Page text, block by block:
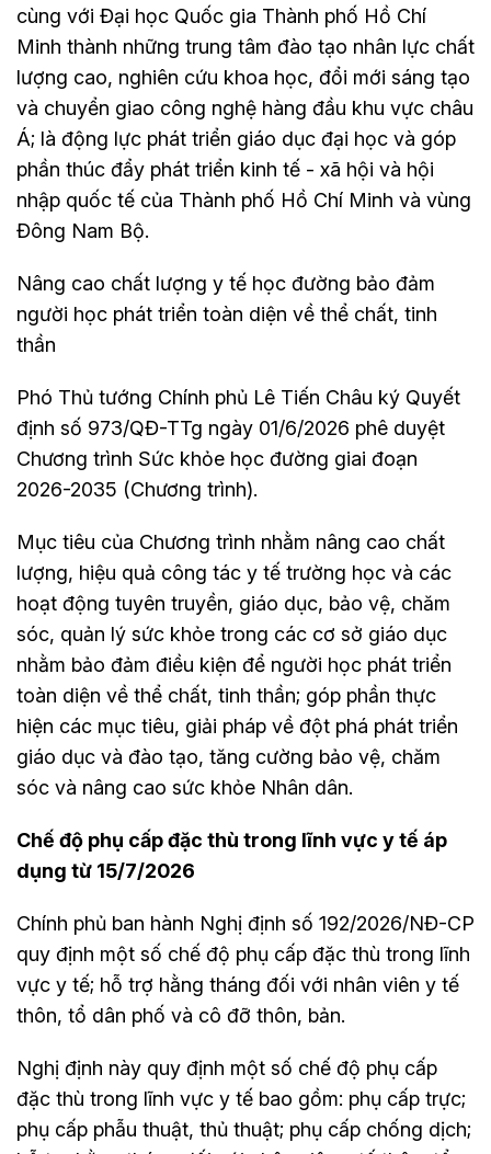
cùng với Đại học Quốc gia Thành phố Hồ Chí
Minh thành những trung tâm đào tạo nhân lực chất
lượng cao, nghiên cứu khoa học, đổi mới sáng tạo
và chuyển giao công nghệ hàng đầu khu vực châu
Á; là động lực phát triển giáo dục đại học và góp
phần thúc đẩy phát triển kinh tế - xã hội và hội
nhập quốc tế của Thành phố Hồ Chí Minh và vùng
Đông Nam Bộ.
Nâng cao chất lượng y tế học đường bảo đảm
người học phát triển toàn diện về thể chất, tinh
thần
Phó Thủ tướng Chính phủ Lê Tiến Châu ký Quyết
định số 973/QĐ-TTg ngày 01/6/2026 phê duyệt
Chương trình Sức khỏe học đường giai đoạn
2026-2035 (Chương trình).
Mục tiêu của Chương trình nhằm nâng cao chất
lượng, hiệu quả công tác y tế trường học và các
hoạt động tuyên truyền, giáo dục, bảo vệ, chăm
sóc, quản lý sức khỏe trong các cơ sở giáo dục
nhằm bảo đảm điều kiện để người học phát triển
toàn diện về thể chất, tinh thần; góp phần thực
hiện các mục tiêu, giải pháp về đột phá phát triển
giáo dục và đào tạo, tăng cường bảo vệ, chăm
sóc và nâng cao sức khỏe Nhân dân.
Chế độ phụ cấp đặc thù trong lĩnh vực y tế áp
dụng từ 15/7/2026
Chính phủ ban hành Nghị định số 192/2026/NĐ-CP
quy định một số chế độ phụ cấp đặc thù trong lĩnh
vực y tế; hỗ trợ hằng tháng đối với nhân viên y tế
thôn, tổ dân phố và cô đỡ thôn, bản.
Nghị định này quy định một số chế độ phụ cấp
đặc thù trong lĩnh vực y tế bao gồm: phụ cấp trực;
phụ cấp phẫu thuật, thủ thuật; phụ cấp chống dịch;